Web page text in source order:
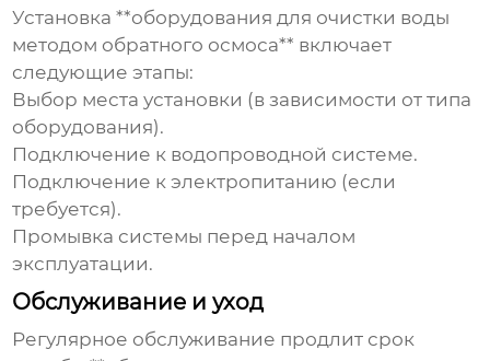
Установка **оборудования для очистки воды
методом обратного осмоса** включает
следующие этапы:
Выбор места установки (в зависимости от типа
оборудования).
Подключение к водопроводной системе.
Подключение к электропитанию (если
требуется).
Промывка системы перед началом
эксплуатации.
Обслуживание и уход
Регулярное обслуживание продлит срок